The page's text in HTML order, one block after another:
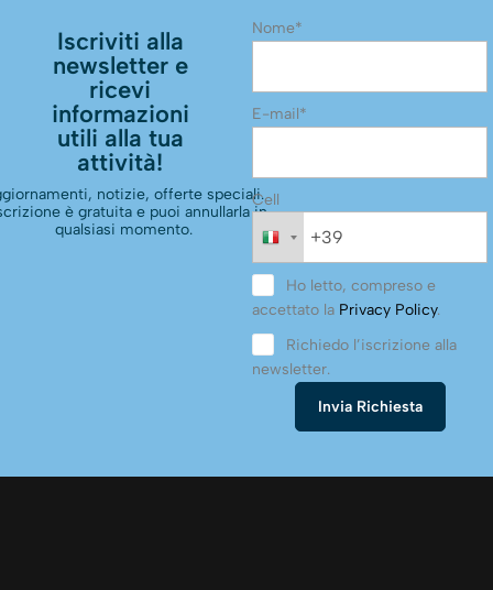
Iscriviti alla
newsletter e
ricevi
informazioni
utili alla tua
attività!
notizie, offerte speciali.
è gratuita e puoi annullarla in
qualsiasi momento.
Nome*
E-mail*
Cell
Ho letto, compreso e
accettato la Privacy Policy.
Richiedo l’iscrizione alla
newsletter.